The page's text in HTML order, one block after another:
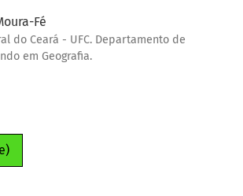
Fé
do Ceará - UFC. Departamento de
em Geografia.